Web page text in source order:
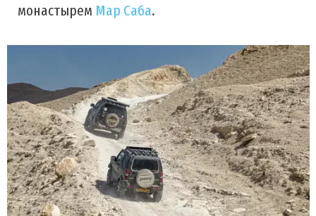
монастырем Мар Саба.